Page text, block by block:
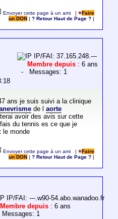
Envoyer cette page à un ami |
Faire
un DON
|? Retour Haut de Page ?
IP/FAI: 37.165.248.---
Membre depuis : 6 ans
- Messages: 1
ans je suis suivi a la clinique
de l aorte
avoir des avis sur cette
du tennis es ce que je
le monde
Envoyer cette page à un ami |
Faire
un DON
|? Retour Haut de Page ?
IP/FAI: ---.w90-54.abo.wanadoo.fr
Membre depuis : 6 ans
1